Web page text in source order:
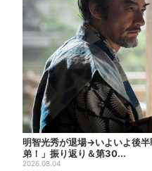
明智光秀が退場→いよいよ後
弟！」振り返り＆第30...
2026.08.04